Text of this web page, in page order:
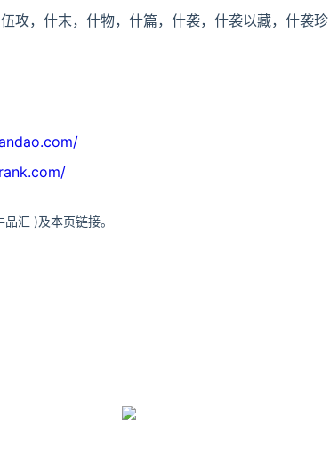
攻，什末，什物，什篇，什袭，什袭以藏，什袭珍
汇 )及本页链接。